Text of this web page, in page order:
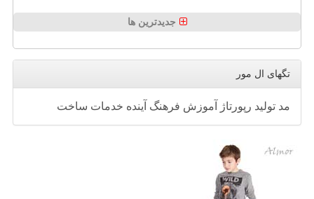
جدیدترین ها
تگهای ال مور
مد تولید رپورتاژ آموزش فرهنگ آینده خدمات ساخت